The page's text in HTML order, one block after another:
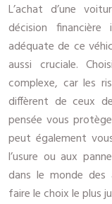
L’achat d’une
décision
adéquate de ce
aussi cruciale.
complexe, car les
diffèrent de ceux
pensée vous
peut également
l’usure ou aux
dans le monde des
faire le choix le plus